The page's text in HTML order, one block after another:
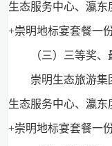
生态服务中心、瀛
+崇明地标宴套餐一
（三）三等奖、最
崇明生态旅游集团
生态服务中心、瀛
+崇明地标宴套餐一